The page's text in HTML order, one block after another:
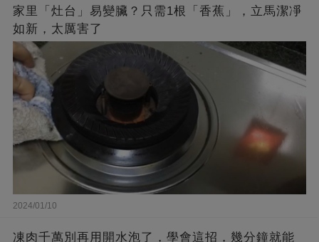
家里「灶台」易變臟？只需1根「香蕉」，立馬潔凈
如新，太厲害了
2024/01/10
凍肉千萬別再用開水泡了，學會這招，幾分鐘就能